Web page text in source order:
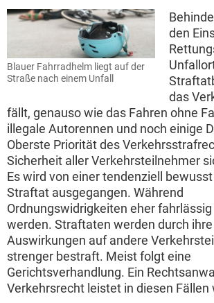
Blauer Fahrradhelm liegt auf der
Straße nach einem Unfall
den
das
fällt, genauso wie das Fahren ohne
illegale Autorennen und noch einige
Oberste Priorität des
Sicherheit aller Verkehrsteilnehmer
Es wird von einer tendenziell
Straftat ausgegangen. Während
Ordnungswidrigkeiten eher
werden. Straftaten werden durch
Auswirkungen auf andere
strenger bestraft. Meist folgt eine
Gerichtsverhandlung. Ein
Verkehrsrecht leistet in diesen